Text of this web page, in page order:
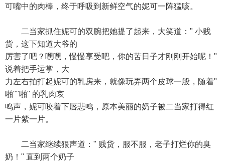
可嘴中的肉棒，终于呼吸到新鲜空气的妮可一阵猛咳。
二当家抓住妮可的双腕把她提了起来，大笑道：" 小贱
货，这下知道大爷的
厉害了吧？嘿嘿，慢慢享受吧，你的苦日子才刚刚开始呢！"
说着把手运掌，大
力左右拍打起妮可的乳房来，就像玩弄两个皮球一般，随着"
啪""啪" 的乳肉哀
鸣声，妮可咬着下唇悲鸣，原本美丽的奶子被二当家打得红
一片紫一片。
二当家继续狠声道：" 贱货，服不服，老子打烂你的臭
奶！" 直到两个奶子